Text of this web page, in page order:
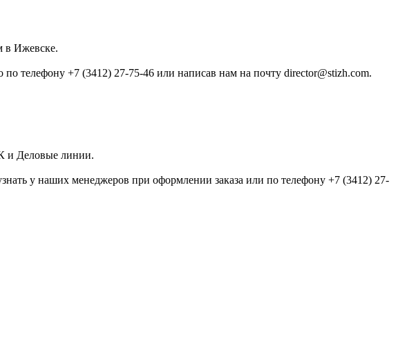
в Ижевске.
телефону +7 (3412) 27-75-46 или написав нам на почту director@stizh.com.
и Деловые линии.
у наших менеджеров при оформлении заказа или по телефону +7 (3412) 27-